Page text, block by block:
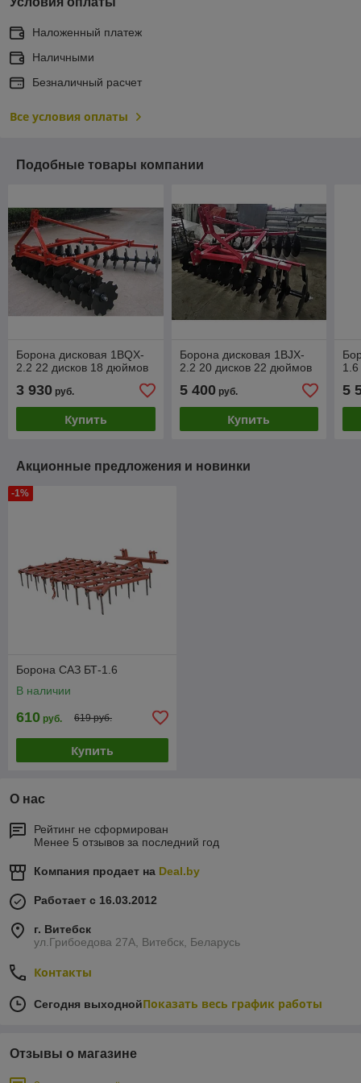
Наложенный платеж
Наличными
Безналичный расчет
Все условия оплаты
Подобные товары компании
Борона дисковая 1BQX-
2.2 22 дисков 18 дюймов
3 930 руб.
Купить
Борона дисковая 1BJX-
2.2 20 дисков 22 дюймов
5 400руб.
Купить
5
Акционные предложения и новинки
-1%
Борона САЗ БТ-1.6
В наличии
610 руб. 619 руб.
Купить
О нас
Рейтинг не сформирован
Менее 5 отзывов за последний год
Компания продает на Deal.by
Работает с 16.03.2012
г. Витебск
ул.Грибоедова 27А, Витебск, Беларусь
Контакты
Сегодня выходнойПоказать весь график работы
Отзывы о магазине